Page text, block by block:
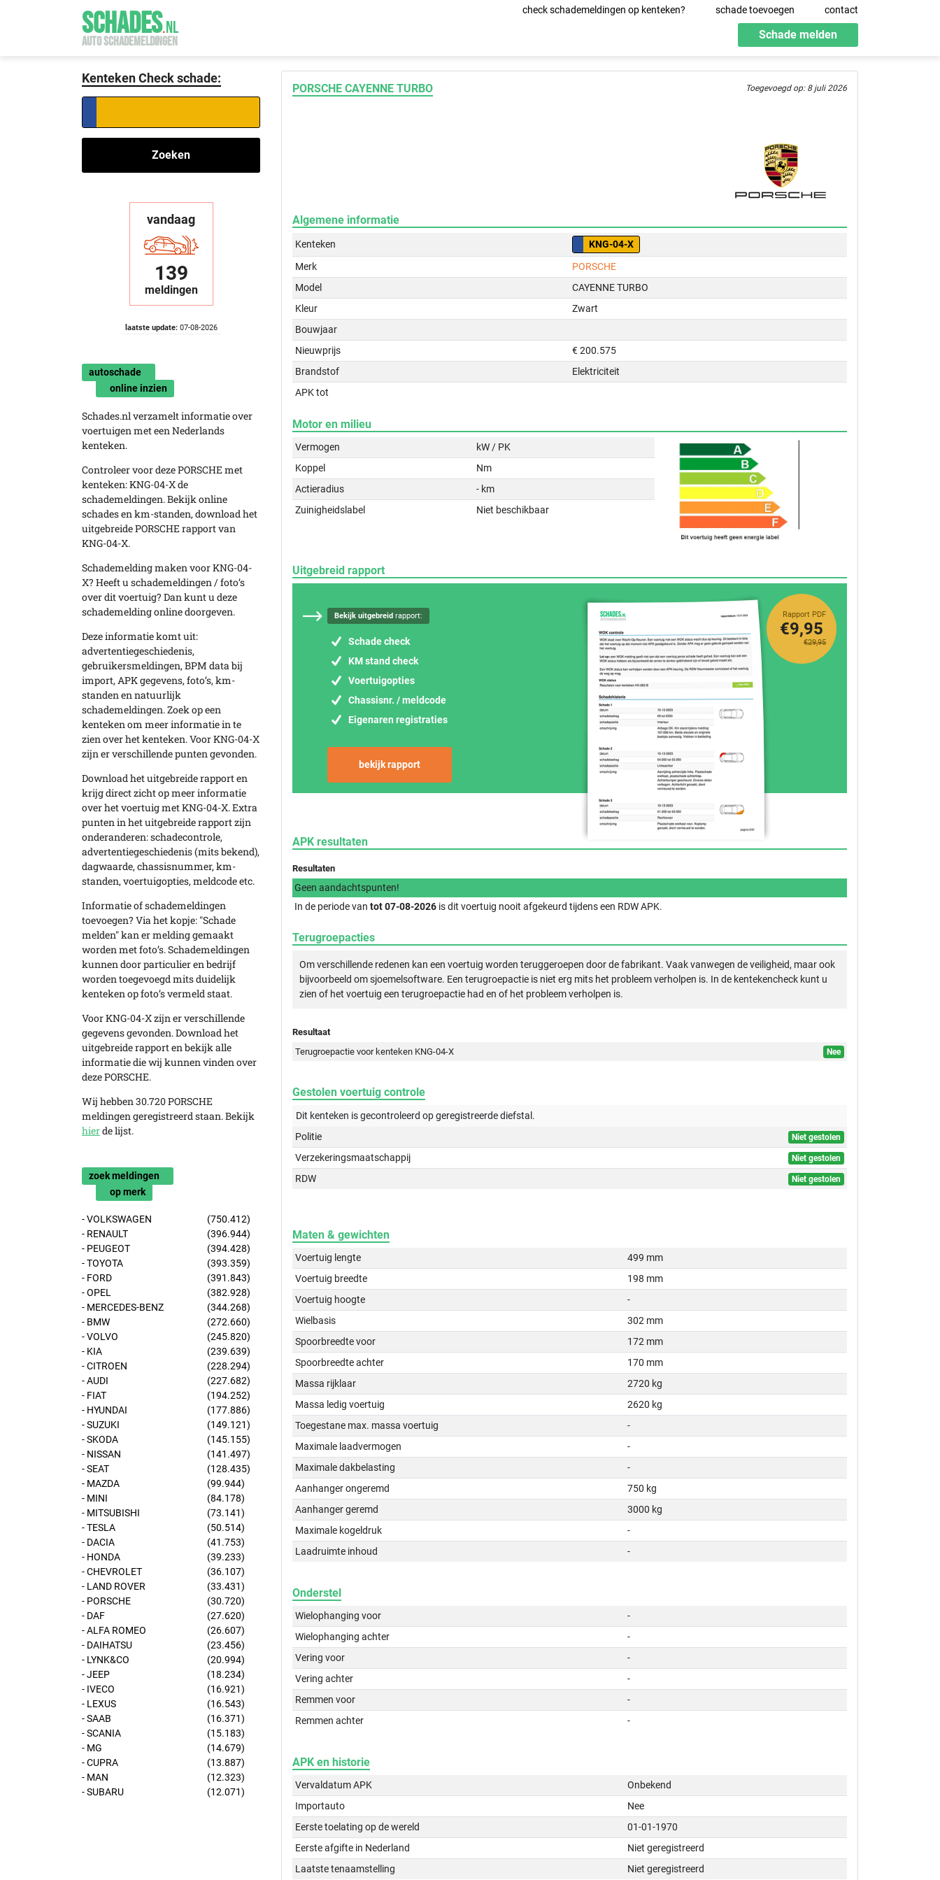
SCHADES.NL
AUTO SCHADEMELDINGEN
check schademeldingen op kenteken? schade toevoegen contact
Schade melden
Kenteken Check schade:
Zoeken
vandaag
139
meldingen
laatste update:07-08-2026
autoschade
online inzien
Schades.nl verzamelt informatie over
voertuigen met een Nederlands
kenteken.
Controleer voor deze PORSCHE met
kenteken: KNG-04-X de
schademeldingen. Bekijk online
schades en km-standen, download het
uitgebreide PORSCHE rapport van
KNG-04-X.
Schademelding maken voor KNG-04-
X? Heeft u schademeldingen / foto’s
over dit voertuig? Dan kunt u deze
schademelding online doorgeven.
Deze informatie komt uit:
advertentiegeschiedenis,
gebruikersmeldingen, BPM data bij
import, APK gegevens, foto’s, km-
standen en natuurlijk
schademeldingen. Zoek op een
kenteken om meer informatie in te
zien over het kenteken. Voor KNG-04-X
zijn er verschillende punten gevonden.
Download het uitgebreide rapport en
krijg direct zicht op meer informatie
over het voertuig met KNG-04-X. Extra
punten in het uitgebreide rapport zijn
onderanderen: schadecontrole,
advertentiegeschiedenis (mits bekend),
dagwaarde, chassisnummer, km-
standen, voertuigopties, meldcode etc.
Informatie of schademeldingen
toevoegen? Via het kopje: "Schade
melden" kan er melding gemaakt
worden met foto’s. Schademeldingen
kunnen door particulier en bedrijf
worden toegevoegd mits duidelijk
kenteken op foto’s vermeld staat.
Voor KNG-04-X zijn er verschillende
gegevens gevonden. Download het
uitgebreide rapport en bekijk alle
informatie die wij kunnen vinden over
deze PORSCHE.
Wij hebben 30.720 PORSCHE
meldingen geregistreerd staan. Bekijk
hierde lijst.
zoek meldingen
op merk
- VOLKSWAGEN
(750.412)
- RENAULT
(396.944)
- PEUGEOT
(394.428)
- TOYOTA
(393.359)
- FORD
(391.843)
- OPEL
(382.928)
- MERCEDES-BENZ
(344.268)
- BMW
(272.660)
- VOLVO
(245.820)
- KIA
(239.639)
- CITROEN
(228.294)
- AUDI
(227.682)
- FIAT
(194.252)
- HYUNDAI
(177.886)
- SUZUKI
(149.121)
- SKODA
(145.155)
- NISSAN
(141.497)
- SEAT
(128.435)
- MAZDA
(99.944)
- MINI
(84.178)
- MITSUBISHI
(73.141)
- TESLA
(50.514)
- DACIA
(41.753)
- HONDA
(39.233)
- CHEVROLET
(36.107)
- LAND ROVER
(33.431)
- PORSCHE
(30.720)
- DAF
(27.620)
- ALFA ROMEO
(26.607)
- DAIHATSU
(23.456)
- LYNK&CO
(20.994)
- JEEP
(18.234)
- IVECO
(16.921)
- LEXUS
(16.543)
- SAAB
(16.371)
- SCANIA
(15.183)
- MG
(14.679)
- CUPRA
(13.887)
- MAN
(12.323)
- SUBARU
(12.071)
PORSCHE CAYENNE TURBO Toegevoegd op: 8 juli 2026
Algemene informatie
Kenteken
KNG-04-X
Merk
PORSCHE
Model
CAYENNE TURBO
Kleur
Zwart
Bouwjaar
Nieuwprijs
€ 200.575
Brandstof
Elektriciteit
APK tot
Motor en milieu
Vermogen
kW / PK
Koppel
Nm
Actieradius
- km
Zuinigheidslabel
Niet beschikbaar
Uitgebreid rapport
Bekijk uitgebreid rapport:
Schade check
KM stand check
Voertuigopties
Chassisnr. / meldcode
Eigenaren registraties
bekijk rapport
Rapport PDF
€29,95
€9,95
APK resultaten
Resultaten
Geen aandachtspunten!
In de periode van tot 07-08-2026 is dit voertuig nooit afgekeurd tijdens een RDW APK.
Terugroepacties
Om verschillende redenen kan een voertuig worden teruggeroepen door de fabrikant. Vaak vanwegen de veiligheid, maar ook
bijvoorbeeld om sjoemelsoftware. Een terugroepactie is niet erg mits het probleem verholpen is. In de kentekencheck kunt u
zien of het voertuig een terugroepactie had en of het probleem verholpen is.
Resultaat
Terugroepactie voor kenteken KNG-04-X
Nee
Gestolen voertuig controle
Dit kenteken is gecontroleerd opgeregistreerdediefstal.
Politie
Niet gestolen
Verzekeringsmaatschappij Niet gestolen
RDW Niet gestolen
Maten & gewichten
Voertuig lengte
499 mm
Voertuig breedte
198 mm
Voertuig hoogte
-
Wielbasis
302 mm
Spoorbreedte voor
172 mm
Spoorbreedte achter
170 mm
Massa rijklaar
2720 kg
Massa ledig voertuig
2620 kg
Toegestane max. massa voertuig
-
Maximale laadvermogen
-
Maximale dakbelasting
-
Aanhanger ongeremd
750 kg
Aanhanger geremd
3000 kg
Maximale kogeldruk
-
Laadruimte inhoud
-
Onderstel
Wielophanging voor
-
Wielophanging achter
-
Vering voor
-
Vering achter
-
Remmen voor
-
Remmen achter
-
APK en historie
Vervaldatum APK
Onbekend
Importauto
Nee
Eerste toelating op de wereld
01-01-1970
Eerste afgifte in Nederland
Niet geregistreerd
Laatste tenaamstelling
Niet geregistreerd